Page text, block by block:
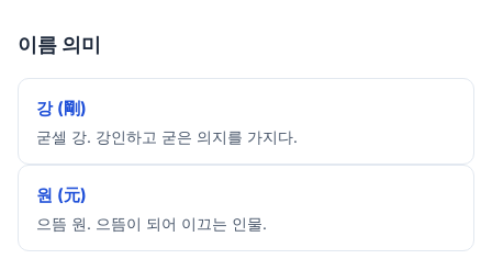
이름 의미
강 (剛)
굳셀 강. 강인하고 굳은 의지를 가지다.
원 (元)
으뜸 원. 으뜸이 되어 이끄는 인물.